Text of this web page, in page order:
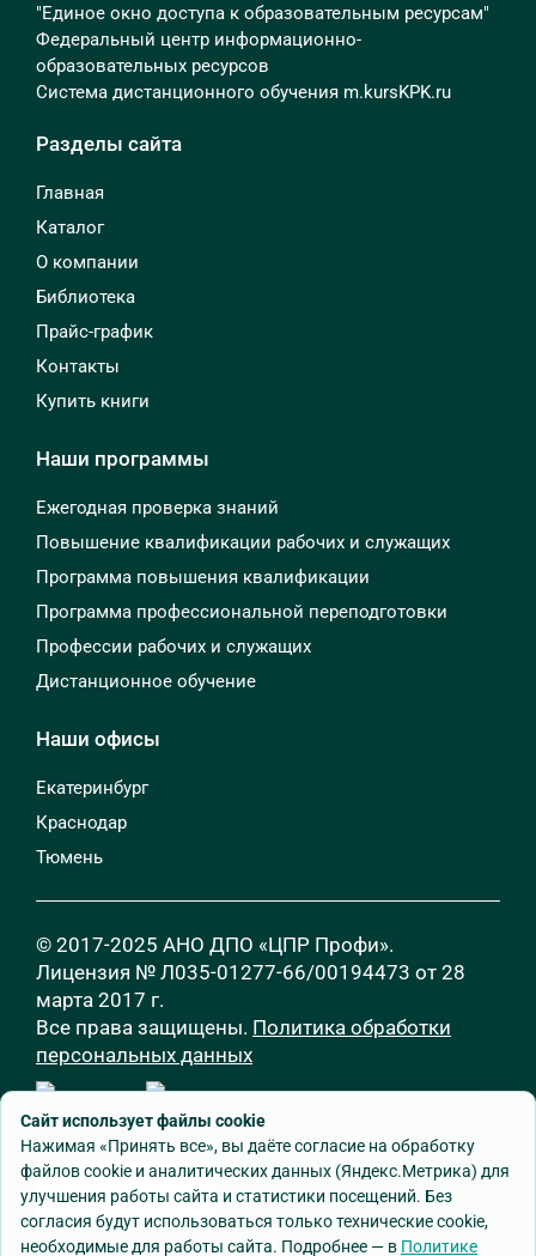
"Единое окно доступа к образовательным ресурсам"
Федеральный центр информационно-
образовательных ресурсов
Система дистанционного обучения m.kursKPK.ru
Разделы сайта
Главная
Каталог
О компании
Библиотека
Прайс-график
Контакты
Купить книги
Наши программы
Ежегодная проверка знаний
Повышение квалификации рабочих и служащих
Программа повышения квалификации
Программа профессиональной переподготовки
Профессии рабочих и служащих
Дистанционное обучение
Наши офисы
Екатеринбург
Краснодар
Тюмень
© 2017-2025 АНО ДПО «ЦПР Профи».
Лицензия № Л035-01277-66/00194473 от 28
марта 2017 г.
Все права защищены. Политика обработки
персональных данных
Разработка сайта—Godman.ru
Сайт использует файлы cookie
Нажимая «Принять все», вы даёте согласие на обработку
файлов cookie и аналитических данных (Яндекс.Метрика) для
улучшения работы сайта и статистики посещений. Без
согласия будут использоваться только технические cookie,
необходимые для работы сайта. Подробнее — в Политике